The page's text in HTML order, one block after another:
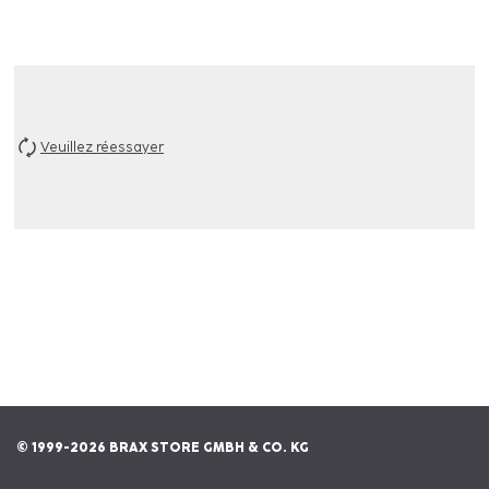
Veuillez réessayer
© 1999-2026 BRAX STORE GMBH & CO. KG